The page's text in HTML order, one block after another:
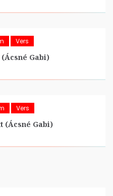
Vers
Gabi)
Vers
(Ácsné Gabi)